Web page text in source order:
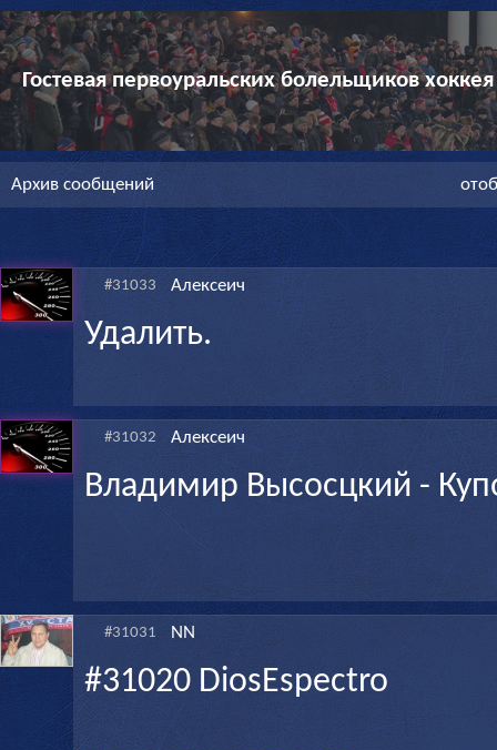
Гостевая первоуральских болельщиков
Архив сообщений
#31033 Алексеич
Удалить.
#31032 Алексеич
Владимир Высосцкий -
#31031 NN
#31020 DiosEspectro